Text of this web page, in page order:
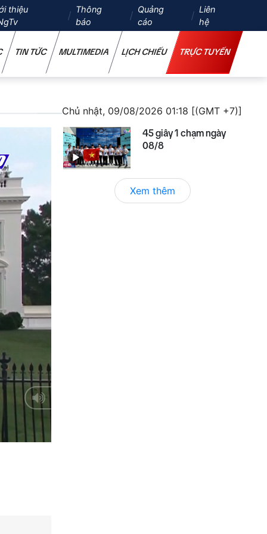
thiệu
Thông
báo
Quảng
cáo
Liên
hệ
TIN TỨC MULTIMEDIA LỊCH CHIẾU TRỰC TUYẾN
Chủ nhật, 09/08/2026 01:18 [(GMT +7)]
45 giây 1 chạm ngày
08/8
Xem thêm